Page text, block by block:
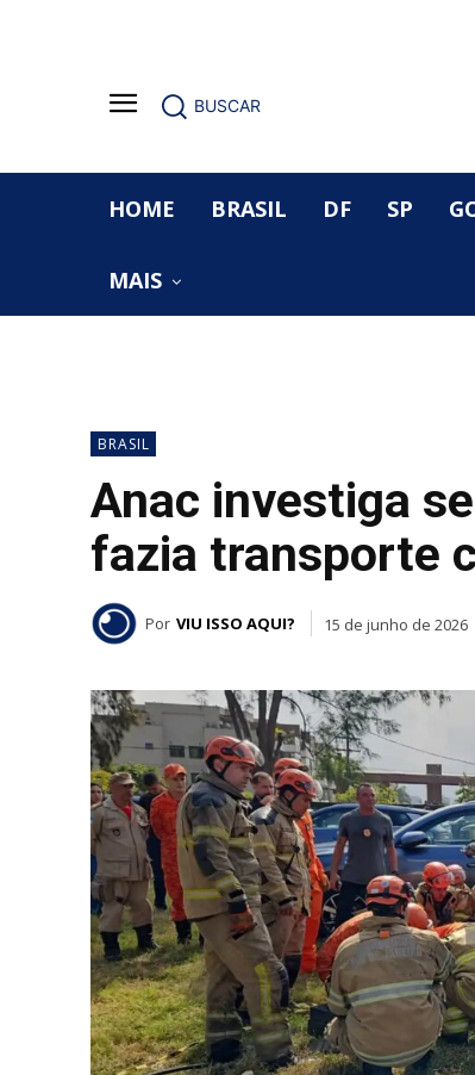
BUSCAR
HOME BRASIL DF SP
MAIS
BRASIL
Anac investiga
fazia transporte
Por VIU ISSO AQUI? 15 de junho de 2026